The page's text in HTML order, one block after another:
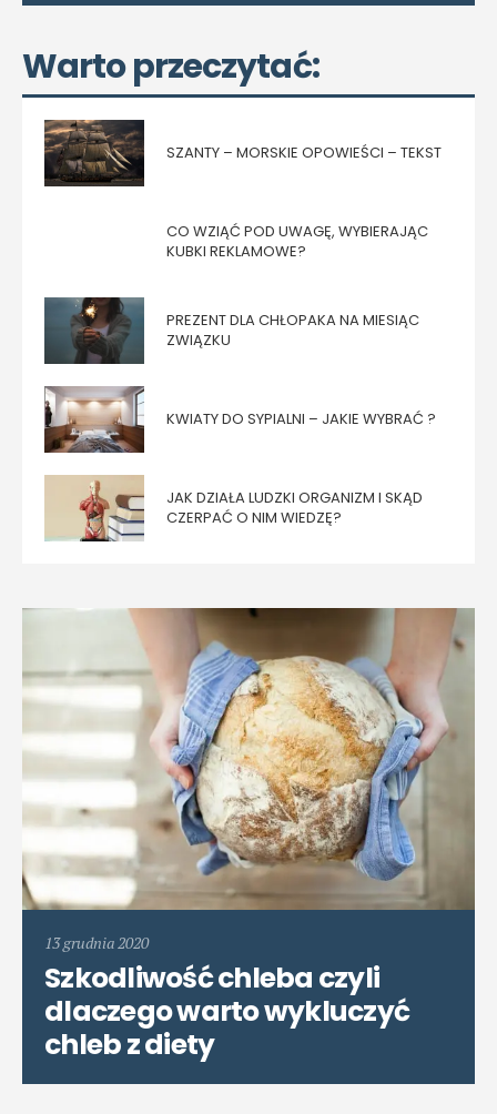
Warto przeczytać:
SZANTY – MORSKIE OPOWIEŚCI – TEKST
CO WZIĄĆ POD UWAGĘ, WYBIERAJĄC
KUBKI REKLAMOWE?
PREZENT DLA CHŁOPAKA NA MIESIĄC
ZWIĄZKU
KWIATY DO SYPIALNI – JAKIE WYBRAĆ ?
JAK DZIAŁA LUDZKI ORGANIZM I SKĄD
CZERPAĆ O NIM WIEDZĘ?
13 grudnia 2020
Szkodliwość chleba czyli
dlaczego warto wykluczyć
chleb z diety